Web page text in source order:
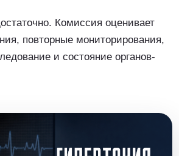
Комиссия оценивает
повторные мониторирования,
и состояние органов-